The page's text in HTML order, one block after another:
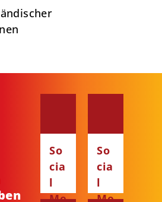
So
cia
l
Me
So
cia
l
Me